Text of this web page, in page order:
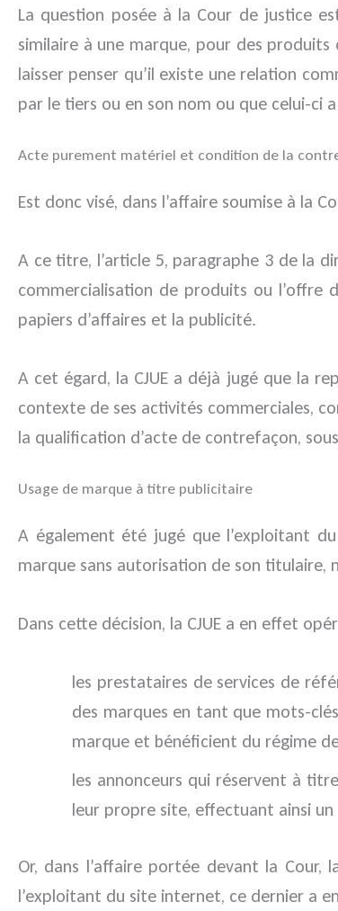
La question posée à la Cour de justice
similaire à une marque, pour des
laisser penser qu’il existe une relation
par le tiers ou en son nom ou que celui-ci
Acte purement matériel et condition de la
Est donc visé, dans l’affaire soumise à la
A ce titre, l’article 5, paragraphe 3 de la
commercialisation de produits ou l’offre
papiers d’affaires et la publicité.
A cet égard, la CJUE a déjà jugé que la
contexte de ses activités commerciales,
la qualification d’acte de contrefaçon,
Usage de marque à titre publicitaire
A également été jugé que l’exploitant
marque sans autorisation de son titulaire,
Dans cette décision, la CJUE a en effet
les prestataires de services de
des marques en tant que mots-
marque et bénéficient du régime
les annonceurs qui réservent à
leur propre site, effectuant ainsi
Or, dans l’affaire portée devant la
l’exploitant du site internet, ce dernier a